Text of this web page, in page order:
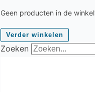
Geen producten in de
Verder winkelen
Zoeken